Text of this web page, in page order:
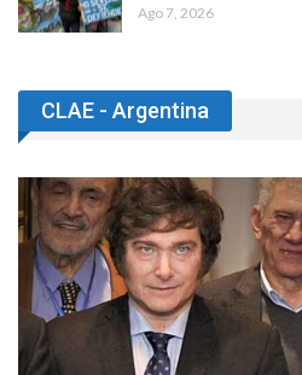
Ago 7, 2026
CLAE - Argentina